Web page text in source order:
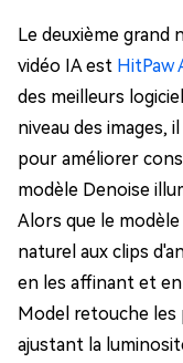
Le deuxième grand
vidéo IA est HitPaw
des meilleurs
niveau des images,
pour améliorer
modèle Denoise
Alors que le
naturel aux clips
en les affinant et
Model retouche les
ajustant la